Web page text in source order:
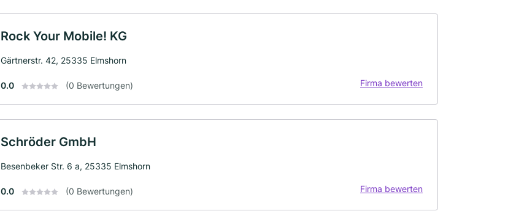
Rock Your Mobile! KG
Gärtnerstr. 42, 25335 Elmshorn
0.0 (0 Bewertungen) Firma bewerten
Schröder GmbH
Besenbeker Str. 6 a, 25335 Elmshorn
0.0 (0 Bewertungen) Firma bewerten